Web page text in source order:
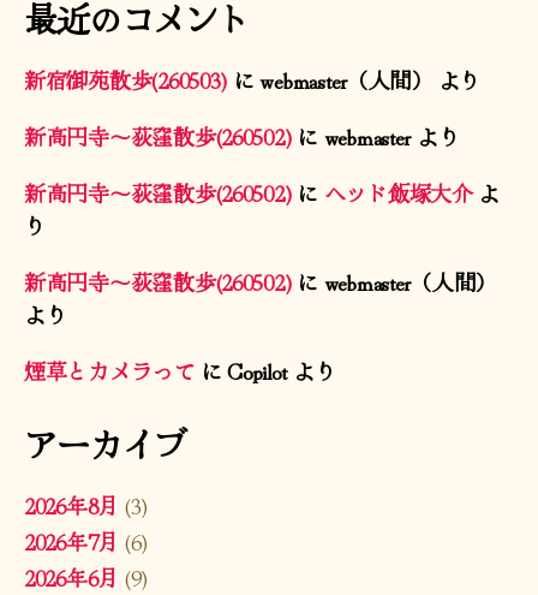
最近のコメント
新宿御苑散歩(260503) にwebmaster（人間）
より
新高円寺〜荻窪散歩(260502)に webmasterより
新高円寺〜荻窪散歩(260502)に ヘッド飯塚大介よ
り
新高円寺〜荻窪散歩(260502)に webmaster（人間）
より
煙草とカメラってにCopilotより
アーカイブ
2026年8月 (3)
2026年7月 (6)
2026年6月 (9)